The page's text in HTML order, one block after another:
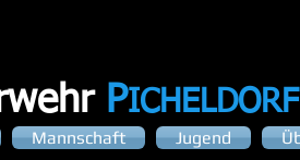
PICHELDORF
Mannschaft Jugend